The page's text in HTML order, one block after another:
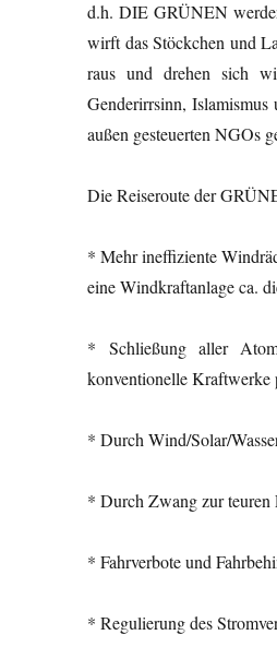
d.h. DIE GRÜNEN
wirft das Stöckchen und
raus und drehen sich
Genderirrsinn,
außen gesteuerten NGOs
Die Reiseroute der
* Mehr ineffiziente
eine Windkraftanlage ca.
* Schließung aller
konventionelle Kraftwerke
* Durch Wind/Solar/
* Durch Zwang zur
* Fahrverbote und
* Regulierung des